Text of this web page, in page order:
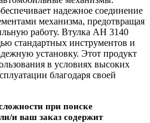
надежное соединение
механизма, предотвращая
работу. Втулка AH 3140
стандартных инструментов и
установку. Этот продукт
в условиях высоких
благодаря своей
при поиске
и ваш заказ содержит